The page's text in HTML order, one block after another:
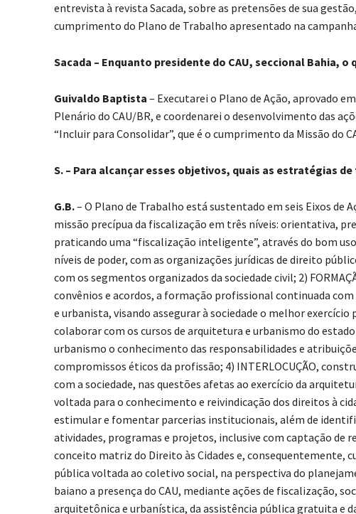
entrevista à revista Sacada, sobre as pretensões de sua
cumprimento do Plano de Trabalho apresentado na
Sacada – Enquanto presidente do CAU, seccional Bahia,
Guivaldo Baptista – Executarei o Plano de Ação, aprovado
Plenário do CAU/BR, e coordenarei o desenvolvimento das
“Incluir para Consolidar”, que é o cumprimento da Missão do
S. – Para alcançar esses objetivos, quais as estratégias
G.B.– O Plano de Trabalho está sustentado em seis Eixos de
missão precípua da fiscalização em três níveis: orientativa,
praticando uma “fiscalização inteligente”, através do bom
níveis de poder, com as organizações jurídicas de direito
com os segmentos organizados da sociedade civil; 2)
convênios e acordos, a formação profissional continuada
e urbanista, visando assegurar à sociedade o melhor
colaborar com os cursos de arquitetura e urbanismo do
urbanismo o conhecimento das responsabilidades e
compromissos éticos da profissão; 4) INTERLOCUÇÃO,
com a sociedade, nas questões afetas ao exercício da
voltada para o conhecimento e reivindicação dos direitos à
estimular e fomentar parcerias institucionais, além de
atividades, programas e projetos, inclusive com captação
conceito matriz do Direito às Cidades e,
pública voltada ao coletivo social, na perspectiva do
baiano a presença do CAU, mediante ações de fiscalização,
arquitetônica e urbanística, da assistência pública gratuita